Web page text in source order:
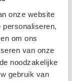
onze website
om ons
van onze
noodzakelijke
gebruik van